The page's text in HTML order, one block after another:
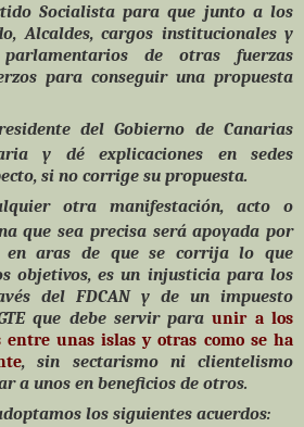
Socialista para que junto a los
Alcaldes, cargos institucionales y
de otras fuerzas
para conseguir una propuesta
del Gobierno de Canarias
y dé explicaciones en sedes
si no corrige su propuesta.
otra manifestación, acto o
que sea precisa será apoyada por
en aras de que se corrija lo que
objetivos, es un injusticia para los
del FDCAN y de un impuesto
que debe servir paraunir a los
entre unas islas y otras como se ha
, sin sectarismo ni clientelismo
a unos en beneficios de otros.
los siguientes acuerdos: